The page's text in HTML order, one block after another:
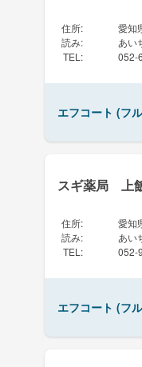
住所:
愛知
読み:
あい
TEL : 052-
エフコート (フ
スギ薬局 上
住所:
愛知
読み:
あい
TEL : 052-
エフコート (フ